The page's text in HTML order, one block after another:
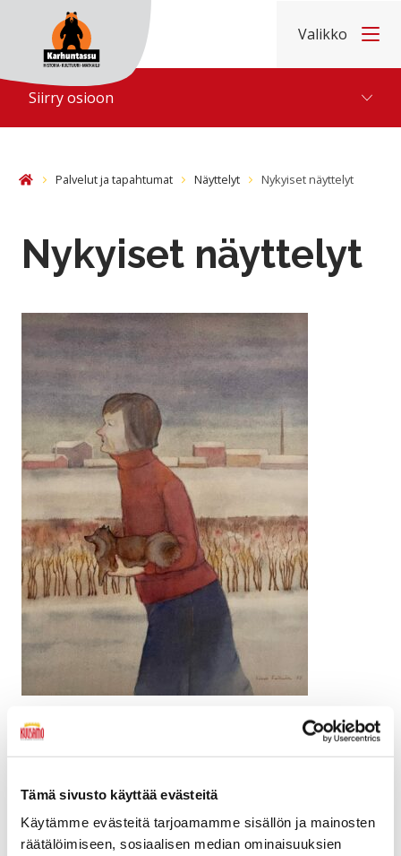
Tämä sivusto käyttää evästeitä
Käytämme evästeitä tarjoamamme sisällön ja mainosten
räätälöimiseen, sosiaalisen median ominaisuuksien
Hyppää sisältöön
Etusivu
Valikko
Siirry osioon
EtusivuPalvelut ja tapahtumat Näyttelyt Nykyiset näyttelyt
Nykyiset näyttelyt
Lahja Koivunen – Koillisen rajaseudun ikuistaja
Taiteilija Lahja Koivunen (1898-1989) oli
järjestelmällinen kuvaaja, jolle metsä oli pyhä ja jolle
puut puhuivat.